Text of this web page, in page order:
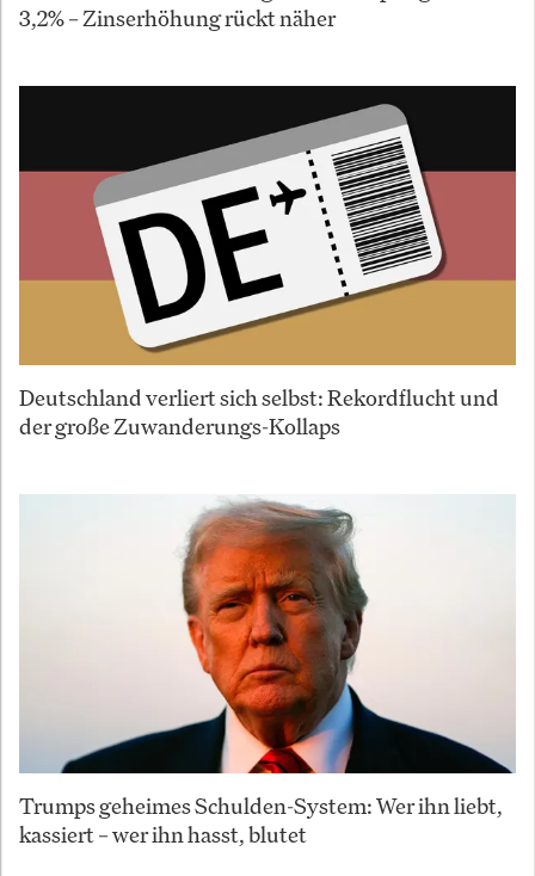
3,2% – Zinserhöhung rückt näher
Deutschland verliert sich selbst: Rekordflucht und
der große Zuwanderungs-Kollaps
Trumps geheimes Schulden-System: Wer ihn liebt,
kassiert – wer ihn hasst, blutet